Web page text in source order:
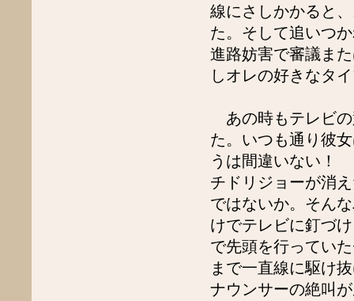
線にさしかかると
た。そして追いつ
進路妨害で審議ま
しオレの好きなタ
あの時もテレビの
た。いつも通り彼
うは間違いない！
チドリジョーが消
ではないか。そん
けでテレビに釘づ
で先頭を行ってい
まで一直線に駆け
ナウンサーの絶叫